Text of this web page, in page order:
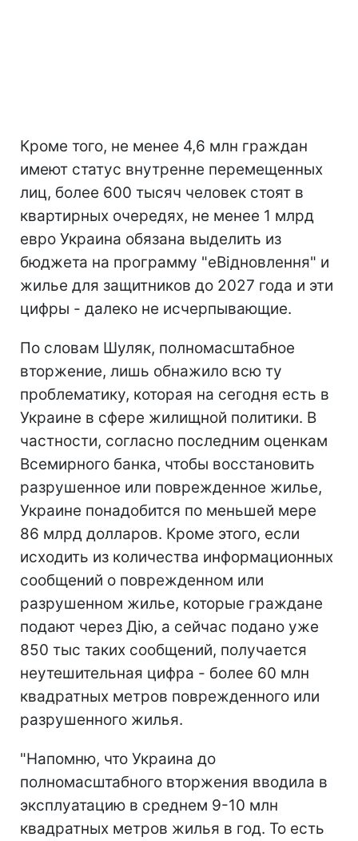
Кроме того, не менее 4,6 млн граждан
имеют статус внутренне перемещенных
лиц, более 600 тысяч человек стоят в
квартирных очередях, не менее 1 млрд
евро Украина обязана выделить из
бюджета на программу "еВідновлення" и
жилье для защитников до 2027 года и эти
цифры - далеко не исчерпывающие.
По словам Шуляк, полномасштабное
вторжение, лишь обнажило всю ту
проблематику, которая на сегодня есть в
Украине в сфере жилищной политики. В
частности, согласно последним оценкам
Всемирного банка, чтобы восстановить
разрушенное или поврежденное жилье,
Украине понадобится по меньшей мере
86 млрд долларов. Кроме этого, если
исходить из количества информационных
сообщений о поврежденном или
разрушенном жилье, которые граждане
подают через Дію, а сейчас подано уже
850 тыс таких сообщений, получается
неутешительная цифра - более 60 млн
квадратных метров поврежденного или
разрушенного жилья.
"Напомню, что Украина до
полномасштабного вторжения вводила в
эксплуатацию в среднем 9-10 млн
квадратных метров жилья в год. То есть